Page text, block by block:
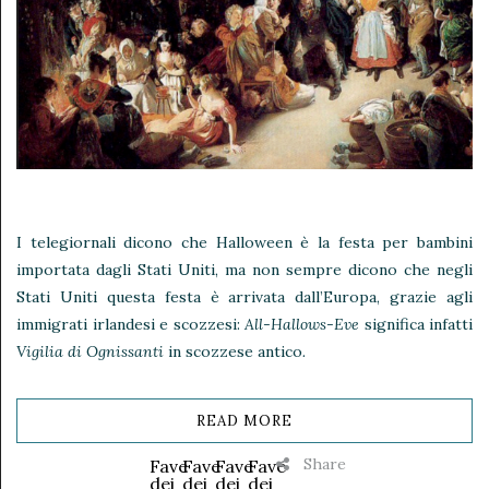
I telegiornali dicono che Halloween è la festa per bambini
importata dagli Stati Uniti, ma non sempre dicono che negli
Stati Uniti questa festa è arrivata dall’Europa, grazie agli
immigrati irlandesi e scozzesi:All-Hallows-Eve significa infatti
Vigilia di Ognissanti in scozzese antico.
READ MORE
Share
Fave
dei
Fave
dei
Fave
dei
Fave
dei